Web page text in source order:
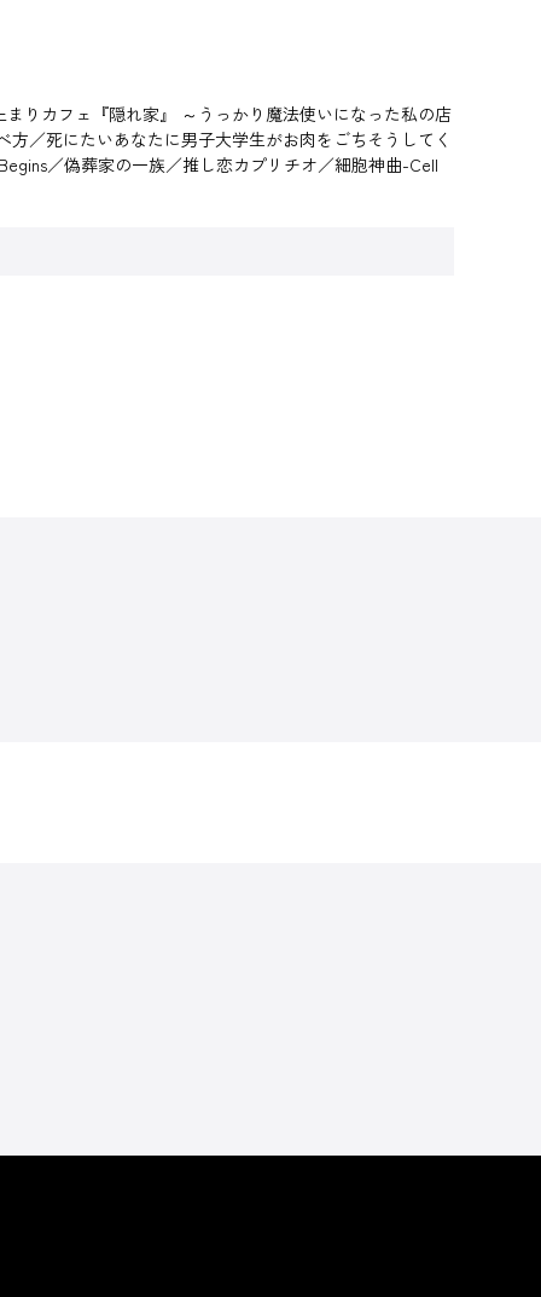
りカフェ『隠れ家』 ～うっかり魔法使いになった私の店
／死にたいあなたに男子大学生がお肉をごちそうしてく
／偽葬家の一族／推し恋カプリチオ／細胞神曲-Cell